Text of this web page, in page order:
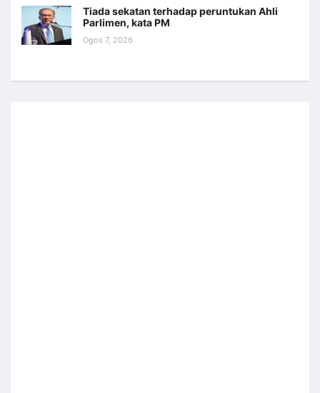
Tiada sekatan terhadap peruntukan Ahli
Parlimen, kata PM
Ogos 7, 2026